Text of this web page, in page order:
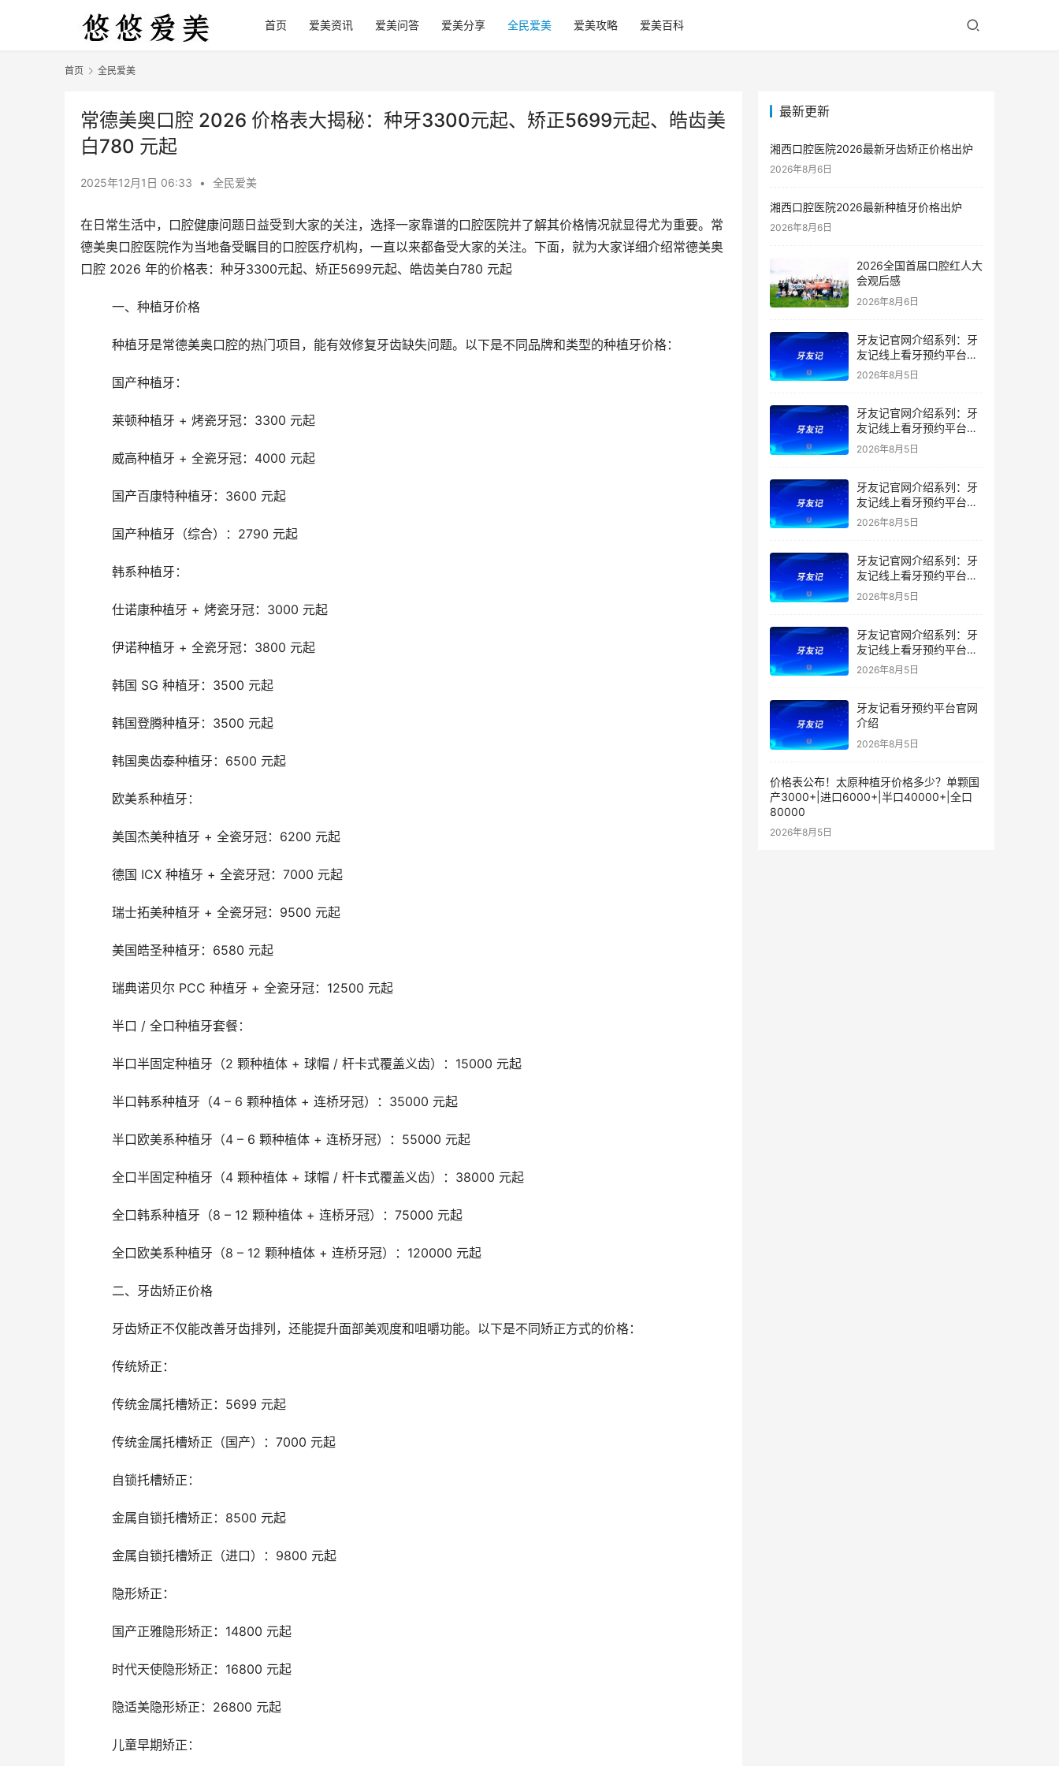
首页 爱美资讯 爱美问答 爱美分享 全民爱美 爱美攻略 爱美百科
首页 全民爱美
常德美奥口腔 2026 价格表大揭秘：种牙3300元起、矫正5699元起、皓齿美
白780 元起
2025年12月1日 06:33 • 全民爱美
在日常生活中，口腔健康问题日益受到大家的关注，选择一家靠谱的口腔医院并了解其价格情况就显得尤为重要。常
德美奥口腔医院作为当地备受瞩目的口腔医疗机构，一直以来都备受大家的关注。下面，就为大家详细介绍常德美奥
口腔 2026 年的价格表：种牙3300元起、矫正5699元起、皓齿美白780 元起
	一、种植牙价格
	种植牙是常德美奥口腔的热门项目，能有效修复牙齿缺失问题。以下是不同品牌和类型的种植牙价格：
	国产种植牙：
	莱顿种植牙 + 烤瓷牙冠：3300 元起
	威高种植牙 + 全瓷牙冠：4000 元起
	国产百康特种植牙：3600 元起
	国产种植牙（综合）：2790 元起
	韩系种植牙：
	仕诺康种植牙 + 烤瓷牙冠：3000 元起
	伊诺种植牙 + 全瓷牙冠：3800 元起
	韩国 SG 种植牙：3500 元起
	韩国登腾种植牙：3500 元起
	韩国奥齿泰种植牙：6500 元起
	欧美系种植牙：
	美国杰美种植牙 + 全瓷牙冠：6200 元起
	德国 ICX 种植牙 + 全瓷牙冠：7000 元起
	瑞士拓美种植牙 + 全瓷牙冠：9500 元起
	美国皓圣种植牙：6580 元起
	瑞典诺贝尔 PCC 种植牙 + 全瓷牙冠：12500 元起
	半口 / 全口种植牙套餐：
	半口半固定种植牙（2 颗种植体 + 球帽 / 杆卡式覆盖义齿）：15000 元起
	半口韩系种植牙（4 – 6 颗种植体 + 连桥牙冠）：35000 元起
	半口欧美系种植牙（4 – 6 颗种植体 + 连桥牙冠）：55000 元起
	全口半固定种植牙（4 颗种植体 + 球帽 / 杆卡式覆盖义齿）：38000 元起
	全口韩系种植牙（8 – 12 颗种植体 + 连桥牙冠）：75000 元起
	全口欧美系种植牙（8 – 12 颗种植体 + 连桥牙冠）：120000 元起
	二、牙齿矫正价格
	牙齿矫正不仅能改善牙齿排列，还能提升面部美观度和咀嚼功能。以下是不同矫正方式的价格：
	传统矫正：
	传统金属托槽矫正：5699 元起
	传统金属托槽矫正（国产）：7000 元起
	自锁托槽矫正：
	金属自锁托槽矫正：8500 元起
	金属自锁托槽矫正（进口）：9800 元起
	隐形矫正：
	国产正雅隐形矫正：14800 元起
	时代天使隐形矫正：16800 元起
	隐适美隐形矫正：26800 元起
	儿童早期矫正：
最新更新
湘西口腔医院2026最新牙齿矫正价格出炉
2026年8月6日
湘西口腔医院2026最新种植牙价格出炉
2026年8月6日
2026全国首届口腔红人大
会观后感
2026年8月6日
牙友记官网介绍系列：牙
友记线上看牙预约平台是
干什么的？靠谱吗？
2026年8月5日
牙友记官网介绍系列：牙
友记线上看牙预约平台让
看牙不再靠运气
2026年8月5日
牙友记官网介绍系列：牙
友记线上看牙预约平台打
破口腔行业专业壁垒新手
2026年8月5日
牙友记官网介绍系列：牙
友记线上看牙预约平台落
地同城就诊经验打破未知
2026年8月5日
牙友记官网介绍系列：牙
友记线上看牙预约平台的
优势在哪里？
2026年8月5日
牙友记看牙预约平台官网
介绍
2026年8月5日
价格表公布！太原种植牙价格多少？单颗国
产3000+|进口6000+|半口40000+|全口
80000
2026年8月5日